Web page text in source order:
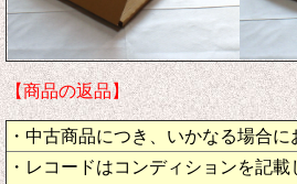
【商品の返品】
・中古商品につき、いかなる場合
・レコードはコンディションを記